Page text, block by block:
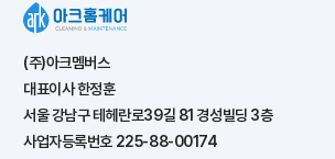
(주)아크멤버스
대표이사한정훈
서울 강남구 테헤란로39길 81 경성빌딩 3층
사업자등록번호 225-88-00174